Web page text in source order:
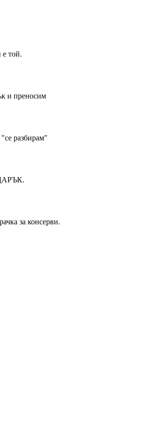
е той.
и преносим
разбирам"
за консерви.